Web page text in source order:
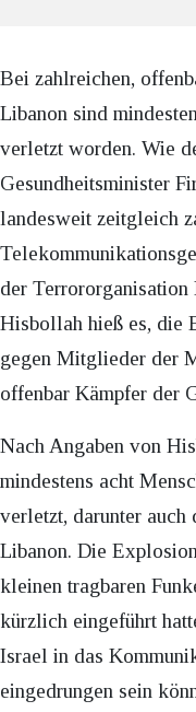
Bei zahlreichen,
Libanon sind
verletzt worden. Wie
Gesundheitsminister
landesweit zeitgleich
der
Hisbollah hieß es, die
gegen Mitglieder der
offenbar Kämpfer der
Nach Angaben von
mindestens acht
verletzt, darunter
Libanon. Die
kleinen tragbaren
kürzlich eingeführt
Israel in das
eingedrungen sein